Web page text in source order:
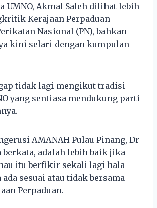
UMNO, Akmal Saleh dilihat lebih
Kerajaan Perpaduan
Nasional (PN), bahkan
kini selari dengan kumpulan
tidak lagi mengikut tradisi
yang sentiasa mendukung parti
AMANAH Pulau Pinang, Dr
berkata, adalah lebih baik jika
itu berfikir sekali lagi hala
sesuai atau tidak bersama
Perpaduan.